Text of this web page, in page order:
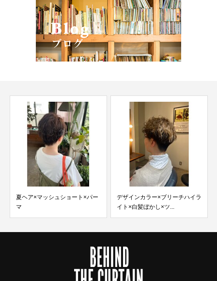
ッシュショート×パー
デザインカラー×ブリーチハイラ
イト×白髪ぼかし×ツ...
白髪染め×ハ